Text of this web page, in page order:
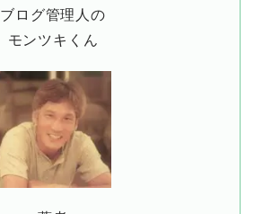
ブログ管理人の
モンツキくん